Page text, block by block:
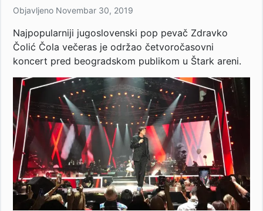
Objavljeno Novembar 30, 2019
Najpopularniji jugoslovenski pop pevač Zdravko
Čolić Čola večeras je održao četvoročasovni
koncert pred beogradskom publikom u Štark areni.